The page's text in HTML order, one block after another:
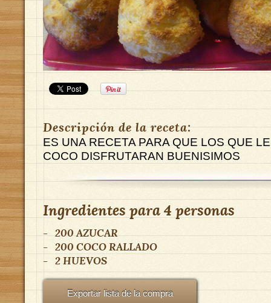
Descripción de la receta:
ES UNA RECETA PARA QUE LOS QUE
COCO DISFRUTARAN BUENISIMOS
Ingredientes para4 personas
- 200AZUCAR
- 200 COCO RALLADO
- 2HUEVOS
Exportar lista de la compra